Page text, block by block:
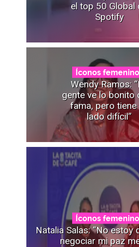
el top 50 Global
Spotify
Íconos
Wendy Ramos:
gente ve lo bonito
fama, pero tiene
lado difícil”
Íconos
Natalia Salas: “No estoy
negociar mi paz